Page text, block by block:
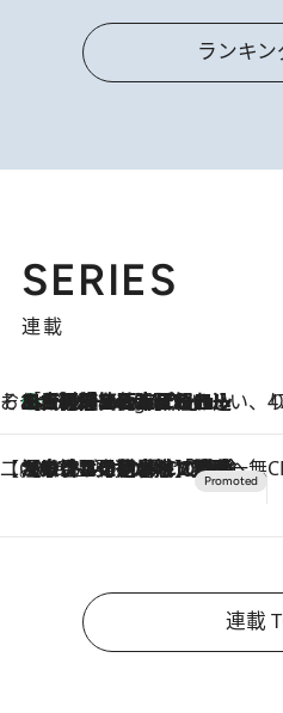
ランキ
SERIES
連載
そおだよおこの関西おいしい、おやつ紀行
3 Hours Ago
［大阪府箕面市］一皿一皿目の前で仕上げられる、料理を巧みに組み込んだアシェットデセールコース「ミチル アシェット デセール（Michiru assiette dessert）」 47
【CREA×星野リゾート】唯一無二。癒しと発見が待つ場所へ
2026.8.7
【トンボの足水浴】ヒノキの香りに包まれて涼感マックス！約13℃の湧水かけ流しを避暑地「星野温泉 トンボの湯」で体験
連載